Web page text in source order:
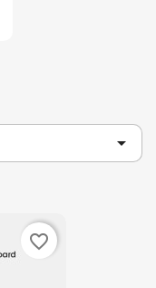

favorite_border